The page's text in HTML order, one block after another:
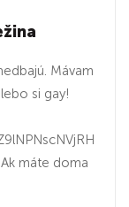
Mávam
si gay!
máte doma